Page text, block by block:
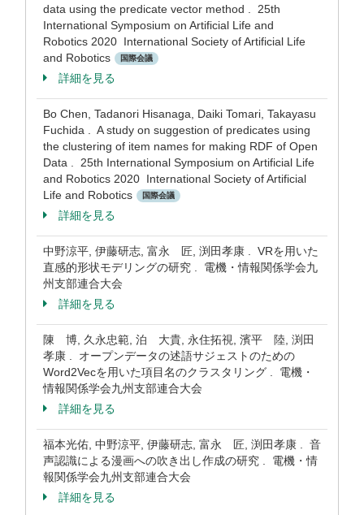
data using the predicate vector method . 25th
International Symposium on Artificial Life and
Robotics 2020 International Society of Artificial Life
and Robotics
国際会議
詳細を見る
Bo Chen, Tadanori Hisanaga, Daiki Tomari, Takayasu
Fuchida . A study on suggestion of predicates using
the clustering of item names for making RDF of Open
Data . 25th International Symposium on Artificial Life
and Robotics 2020 International Society of Artificial
Life and Robotics
国際会議
詳細を見る
中野涼平, 伊藤研志, 富永 匠, 渕田孝康 . VRを用いた
直感的形状モデリングの研究 . 電機・情報関係学会九
州支部連合大会
詳細を見る
陳 博, 久永忠範, 泊 大貴, 永住拓視, 濱平 陸, 渕田
孝康 . オープンデータの述語サジェストのための
Word2Vecを用いた項目名のクラスタリング . 電機・
情報関係学会九州支部連合大会
詳細を見る
福本光佑, 中野涼平, 伊藤研志, 富永 匠, 渕田孝康 . 音
声認識による漫画への吹き出し作成の研究 . 電機・情
報関係学会九州支部連合大会
詳細を見る